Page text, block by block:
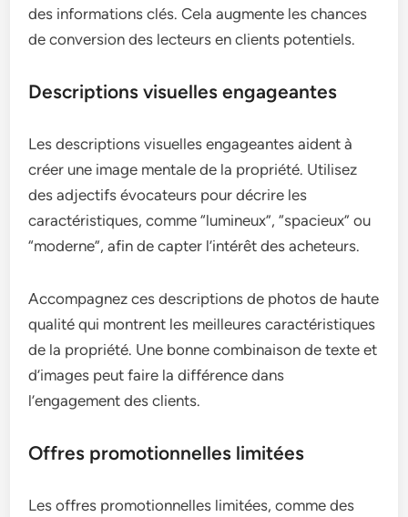
des informations clés. Cela augmente les chances
de conversion des lecteurs en clients potentiels.
Descriptions visuelles engageantes
Les descriptions visuelles engageantes aident à
créer une image mentale de la propriété. Utilisez
des adjectifs évocateurs pour décrire les
caractéristiques, comme “lumineux”, “spacieux” ou
“moderne”, afin de capter l’intérêt des acheteurs.
Accompagnez ces descriptions de photos de haute
qualité qui montrent les meilleures caractéristiques
de la propriété. Une bonne combinaison de texte et
d’images peut faire la différence dans
l’engagement des clients.
Offres promotionnelles limitées
Les offres promotionnelles limitées, comme des